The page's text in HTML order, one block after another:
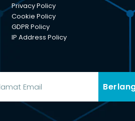
Privacy Policy
Cookie Policy
GDPR Policy
IP Address Policy